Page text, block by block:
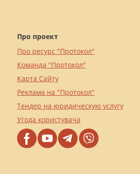
Про проект
Про ресурс "Протокол"
Команда "Протокол"
Карта Сайту
Реклама на "Протокол"
Тендер на юридическую услугу
Угода користувача